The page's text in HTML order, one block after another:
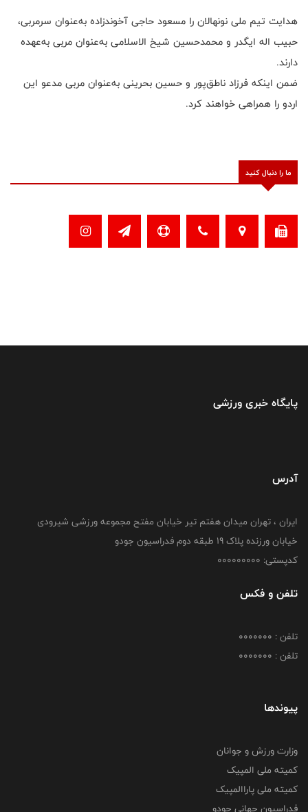
هدایت تیم ملی نونهالان را مسعود حاجی آخوندزاده به‌عنوان سرمربی،
حبیب اله ایگدر و محمدحسین شیخ الاسلامی به‌عنوان مربی به‌عهده
دارند.
ضمن اینکه فرزاد ناطق‌پور و حسین بحرینی به‌عنوان مربی مدعو این
اردو را همراهی خواهند کرد.
ما را دنبال کنید
پایگاه خبری ورزشی
آدرس
ایران ، تهران میدان هفتم تیر خیابان مفتح مجموعه ورزشی شیرودی
خیابان ورزنده پلاک ۱۹ طبقه دوم فدراسیون جودو
کدپستی: 000000000
تلفن و فکس
تلفن : 0000000
تلفن : 0000000
پیوندها
وزارت ورزش و جوانان
کمیته ملی المپیک
کمیته ملی پاراالمپیک